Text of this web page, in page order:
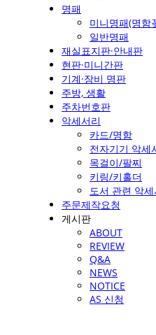
명패
미니명패(명함
일반명패
재실표지판·안내판
현판·미니간판
기계·장비 명판
주방, 생활
주차번호판
악세서리
카드/명함
전자기기 악세
목걸이/팔찌
키링/키홀더
도서 관련 악세
주문제작요청
게시판
ABOUT
REVIEW
Q&A
NEWS
NOTICE
AS 신청